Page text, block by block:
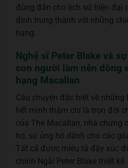
đúng đắn cho lịch sử hiện đại
định trung thành với những
hạng.
Nghệ sĩ Peter Blake và
con người làm nên dòng
hạng Macallan
Câu chuyện đặc biệt về
hết mình thậm chí là trọn đời
của The Macallan, nhà chưng
họ, sự ủng hộ dành cho các
Tất cả được miêu tả đầy xúc
chính Ngài Peter Blake thiết